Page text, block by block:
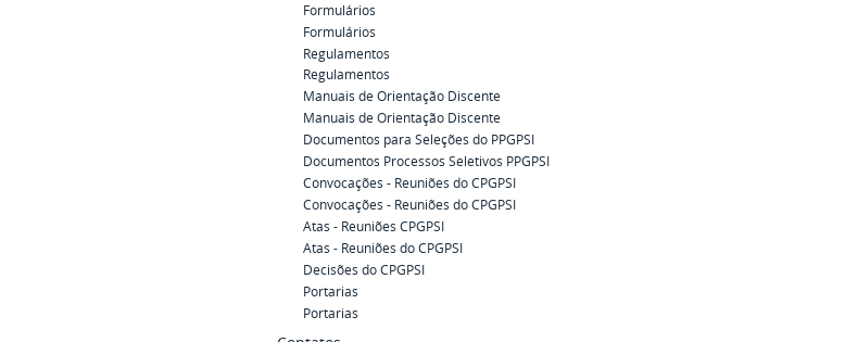
Formulários
Formulários
Regulamentos
Regulamentos
Manuais de Orientação Discente
Manuais de Orientação Discente
Documentos para Seleções do PPGPSI
Documentos Processos Seletivos PPGPSI
Convocações - Reuniões do CPGPSI
Convocações - Reuniões do CPGPSI
Atas - Reuniões CPGPSI
Atas - Reuniões do CPGPSI
Decisões do CPGPSI
Portarias
Portarias